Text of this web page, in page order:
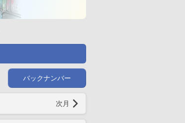
バックナンバー
次月